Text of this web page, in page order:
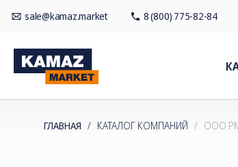
sale@kamaz.market 8 (800) 775-82-84
ГЛАВНАЯ / КАТАЛОГ КОМПАНИЙ / ООО